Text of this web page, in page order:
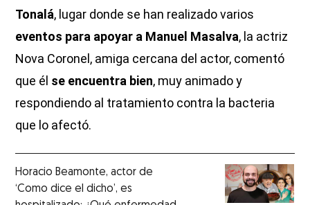
Tonalá, lugar donde se han realizado varios
eventos para apoyar a Manuel Masalva, la actriz
Nova Coronel, amiga cercana del actor, comentó
que él se encuentra bien, muy animado y
respondiendo al tratamiento contra la bacteria
que lo afectó.
Horacio Beamonte, actor de
‘Como dice el dicho’, es